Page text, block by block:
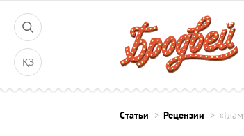
ҚЗ
Cтатьи Рецензии